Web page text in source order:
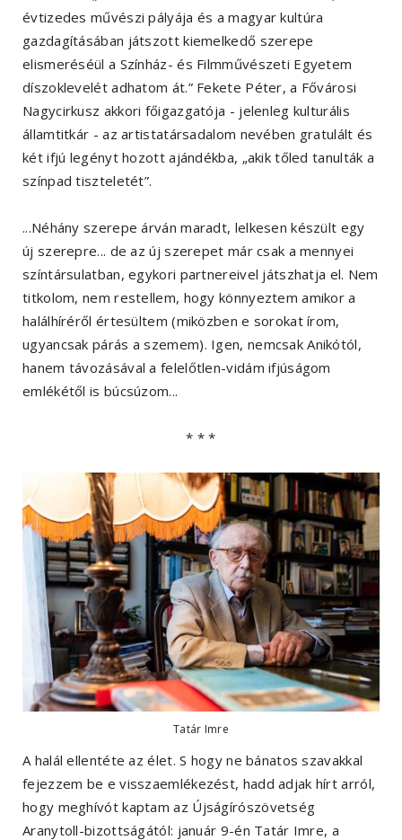
évtizedes művészi pályája és a magyar kultúra
gazdagításában játszott kiemelkedő szerepe
elismeréséül a Színház- és Filmművészeti Egyetem
díszoklevelét adhatom át.” Fekete Péter, a Fővárosi
Nagycirkusz akkori főigazgatója - jelenleg kulturális
államtitkár - az artistatársadalom nevében gratulált és
két ifjú legényt hozott ajándékba, „akik tőled tanulták a
színpad tiszteletét”.
...Néhány szerepe árván maradt, lelkesen készült egy
új szerepre... de az új szerepet már csak a mennyei
színtársulatban, egykori partnereivel játszhatja el. Nem
titkolom, nem restellem, hogy könnyeztem amikor a
halálhíréről értesültem (miközben e sorokat írom,
ugyancsak párás a szemem). Igen, nemcsak Anikótól,
hanem távozásával a felelőtlen-vidám ifjúságom
emlékétől is búcsúzom...
* * *
Tatár Imre
A halál ellentéte az élet. S hogy ne bánatos szavakkal
fejezzem be e visszaemlékezést, hadd adjak hírt arról,
hogy meghívót kaptam az Újságírószövetség
Aranytoll-bizottságától: január 9-én Tatár Imre, a